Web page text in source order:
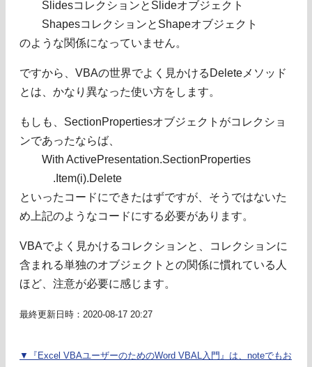
SlidesコレクションとSlideオブジェクト
ShapesコレクションとShapeオブジェクト
のような関係になっていません。
ですから、VBAの世界でよく見かけるDeleteメソッド
とは、かなり異なった使い方をします。
もしも、SectionPropertiesオブジェクトがコレクショ
ンであったならば、
With ActivePresentation.SectionProperties
.Item(i).Delete
といったコードにできたはずですが、そうではないた
め上記のようなコードにする必要があります。
VBAでよく見かけるコレクションと、コレクションに
含まれる単独のオブジェクトとの関係に慣れている人
ほど、注意が必要に感じます。
最終更新日時：2020-08-17 20:27
▼『Excel VBAユーザーのためのWord VBAL入門』は、noteでもお